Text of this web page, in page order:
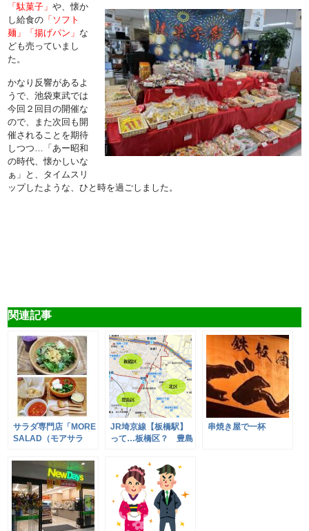
「駄菓子」や、懐か
し給食の 「ソフト
麺」「揚げパン」 な
ども売っていまし
た。
かなり反響があるよ
うで、池袋東武では
今回２回目の開催な
ので、また次回も開
催されることを期待
しつつ…「あー昭和
の時代、懐かしいな
ぁ」と、タイムスリ
ップしたような、ひと時を過ごしました。
関連記事
サラダ専門店「MORE
SALAD（モアサラ
「Saladish（サラデ
ィッシュ ）」
JR埼京線【板橋駅】
って…板橋区？ 豊島
串焼き屋で一杯